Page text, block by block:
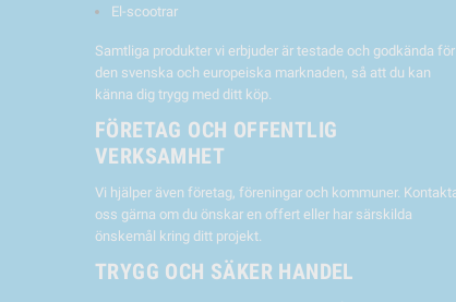
El-scootrar
Samtliga produkter vi erbjuder är testade och godkända för
den svenska och europeiska marknaden, så att du kan
känna dig trygg med ditt köp.
FÖRETAG OCH OFFENTLIG
VERKSAMHET
Vi hjälper även företag, föreningar och kommuner.
oss gärna om du önskar en offert eller har särskilda
önskemål kring ditt projekt.
TRYGG OCH SÄKER HANDEL